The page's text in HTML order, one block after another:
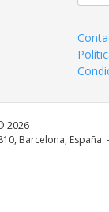
2026
Barcelona, España.